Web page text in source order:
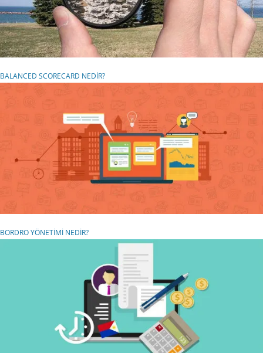
BALANCED SCORECARD NEDİR?
BORDRO YÖNETİMİ NEDİR?